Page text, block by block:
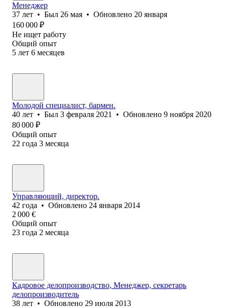
Менеджер
37 лет • Был 26 мая • Обновлено 20 января
160 000 ₽
Не ищет работу
Общий опыт
5 лет 6 месяцев
Молодой специалист, бармен.
40 лет • Был 3 февраля 2021 • Обновлено 9 ноября 2020
80 000 ₽
Общий опыт
22 года 3 месяца
Управляющий, директор.
42 года • Обновлено 24 января 2014
2 000 €
Общий опыт
23 года 2 месяца
Кадровое делопроизводство, Менеджер, секретарь
делопроизводитель
38 лет • Обновлено 29 июля 2013